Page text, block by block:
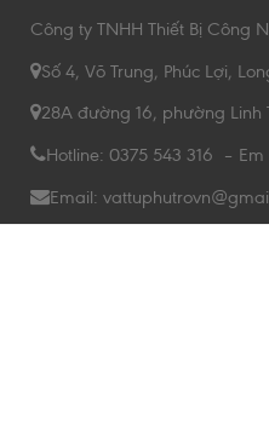
Công ty TNHH Thiết Bị Công
Số 4, Võ Trung, Phúc Lợi,
28A đường 16, phường Linh
Hotline: 0375 543 316 – Em
Email: